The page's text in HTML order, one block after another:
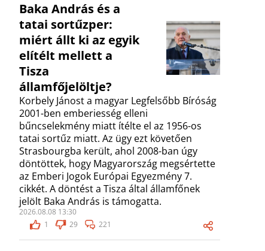
Baka András és a
tatai sortűzper:
miért állt ki az egyik
elítélt mellett a
Tisza
államfőjelöltje?
Korbely Jánost a magyar Legfelsőbb Bíróság
2001-ben emberiesség elleni
bűncselekmény miatt ítélte el az 1956-os
tatai sortűz miatt. Az ügy ezt követően
Strasbourgba került, ahol 2008-ban úgy
döntöttek, hogy Magyarország megsértette
az Emberi Jogok Európai Egyezmény 7.
cikkét. A döntést a Tisza által államfőnek
jelölt Baka András is támogatta.
2026.08.08 13:30
1
29 221